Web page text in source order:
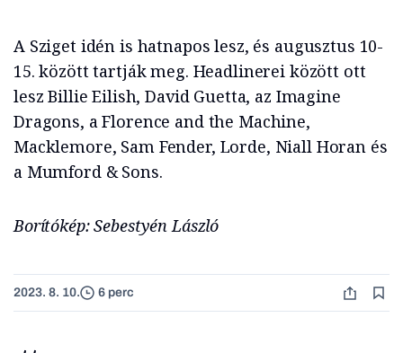
A Sziget idén is hatnapos lesz, és augusztus 10-
15. között tartják meg. Headlinerei között ott
lesz Billie Eilish, David Guetta, az Imagine
Dragons, a Florence and the Machine,
Macklemore, Sam Fender, Lorde, Niall Horan és
a Mumford & Sons.
Borítókép: Sebestyén László
2023. 8. 10. 6 perc